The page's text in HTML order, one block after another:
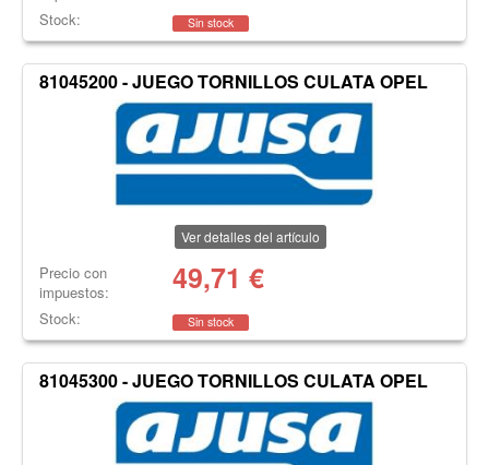
Stock: Sin stock
81045200 - JUEGO TORNILLOS CULATA OPEL
Ver detalles del artículo
Precio con
impuestos:
49,71 €
Stock: Sin stock
81045300 - JUEGO TORNILLOS CULATA OPEL